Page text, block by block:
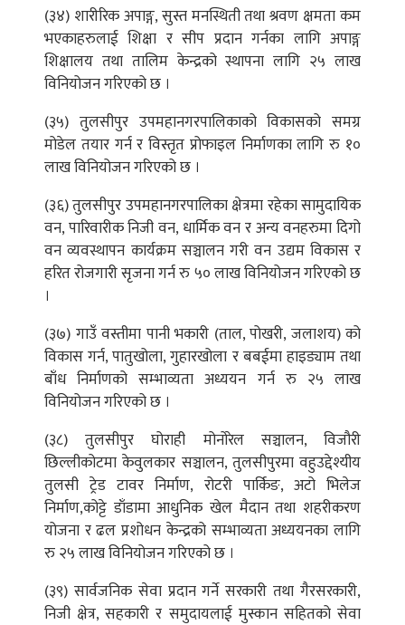
(३४) शारीरिक अपाङ्ग, सुस्त मनस्थिती तथा श्रवण क्षमता कम
भएकाहरुलाई शिक्षा र सीप प्रदान गर्नका लागि अपाङ्ग
शिक्षालय तथा तालिम केन्द्रको स्थापना लागि २५ लाख
विनियोजन गरिएको छ ।
(३५) तुलसीपुर उपमहानगरपालिकाको विकासको समग्र
मोडेल तयार गर्न र विस्तृत प्रोफाइल निर्माणका लागि रु १०
लाख विनियोजन गरिएको छ ।
(३६) तुलसीपुर उपमहानगरपालिका क्षेत्रमा रहेका सामुदायिक
वन, पारिवारीक निजी वन, धार्मिक वन र अन्य वनहरुमा दिगो
वन व्यवस्थापन कार्यक्रम सञ्चालन गरी वन उद्यम विकास र
हरित रोजगारी सृजना गर्न रु ५० लाख विनियोजन गरिएको छ
।
(३७) गाउँ वस्तीमा पानी भकारी (ताल, पोखरी, जलाशय) को
विकास गर्न, पातुखोला, गुहारखोला र बबईमा हाइड्याम तथा
बाँध निर्माणको सम्भाव्यता अध्ययन गर्न रु २५ लाख
विनियोजन गरिएको छ ।
(३८) तुलसीपुर घोराही मोनोरेल सञ्चालन, विजौरी
छिल्लीकोटमा केवुलकार सञ्चालन, तुलसीपुरमा वहुउद्देश्यीय
तुलसी ट्रेड टावर निर्माण, रोटरी पार्किङ, अटो भिलेज
निर्माण,कोट्टे डाँडामा आधुनिक खेल मैदान तथा शहरीकरण
योजना र ढल प्रशोधन केन्द्रको सम्भाव्यता अध्ययनका लागि
रु २५ लाख विनियोजन गरिएको छ ।
(३९) सार्वजनिक सेवा प्रदान गर्ने सरकारी तथा गैरसरकारी,
निजी क्षेत्र, सहकारी र समुदायलाई मुस्कान सहितको सेवा